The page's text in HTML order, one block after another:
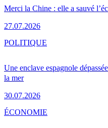
Merci la Chine : elle a sauvé
27.07.2026
Une enclave espagnole
la mer
30.07.2026
POLITIQUE
ÉCONOMIE